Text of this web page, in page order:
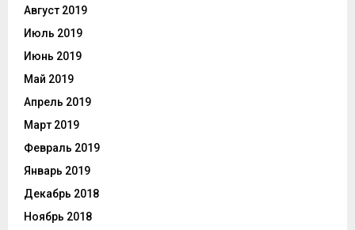
Август 2019
Июль 2019
Июнь 2019
Май 2019
Апрель 2019
Март 2019
Февраль 2019
Январь 2019
Декабрь 2018
Ноябрь 2018